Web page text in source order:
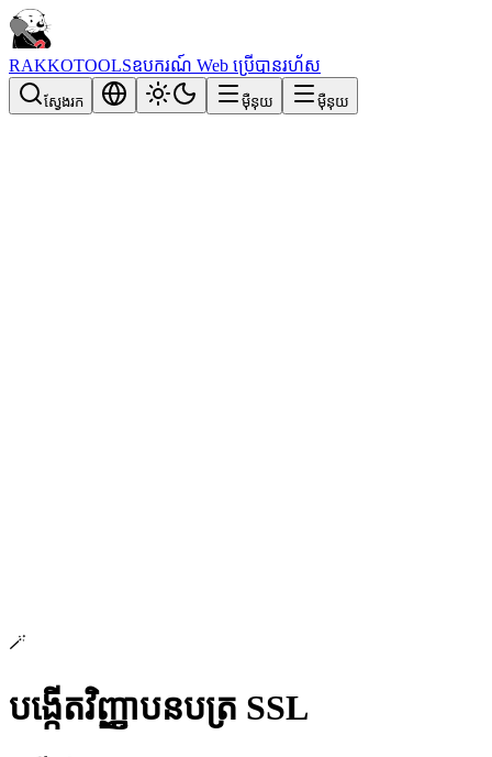
RAKKOTOOLSឧបករណ៍ Web ប្រើបានរហ័ស
ស្វែងរក ម៉ឺនុយ ម៉ឺនុយ
🪄
បង្កើតវិញ្ញាបនបត្រ SSL